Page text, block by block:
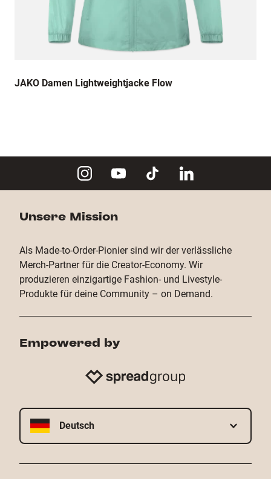
JAKO Damen Lightweightjacke Flow
Unsere Mission
Als Made-to-Order-Pionier sind wir der verlässliche
Merch-Partner für die Creator-Economy. Wir
produzieren einzigartige Fashion- und Livestyle-
Produkte für deine Community – on Demand.
Empowered by
Deutsch